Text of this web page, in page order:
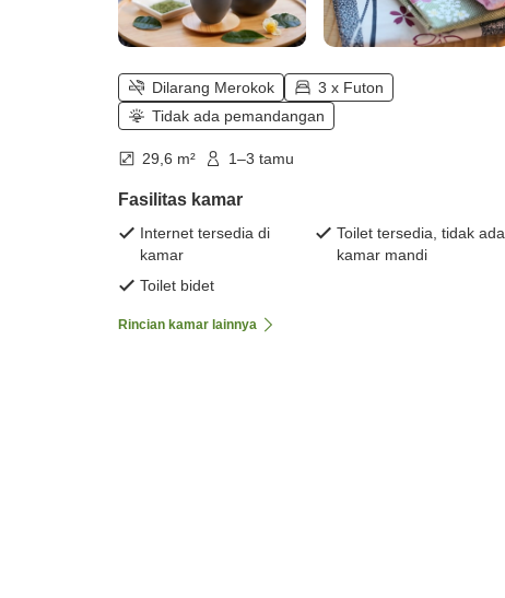
Dilarang Merokok
3 x Futon
Tidak ada pemandangan
29,6 m² 1–3 tamu
Fasilitas kamar
Internet tersedia di
kamar
Toilet tersedia, tidak ada
kamar mandi
Toilet bidet
Rincian kamar lainnya